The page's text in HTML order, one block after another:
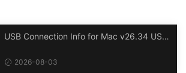
USB Connection Info for Mac v26.34 USB
2026-08-03